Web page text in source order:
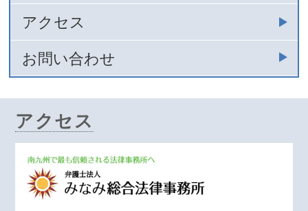
アクセス
お問い合わせ
アクセス